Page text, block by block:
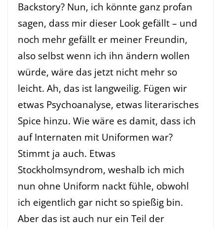
Backstory? Nun, ich könnte ganz profan
sagen, dass mir dieser Look gefällt – und
noch mehr gefällt er meiner Freundin,
also selbst wenn ich ihn ändern wollen
würde, wäre das jetzt nicht mehr so
leicht. Ah, das ist langweilig. Fügen wir
etwas Psychoanalyse, etwas literarisches
Spice hinzu. Wie wäre es damit, dass ich
auf Internaten mit Uniformen war?
Stimmt ja auch. Etwas
Stockholmsyndrom, weshalb ich mich
nun ohne Uniform nackt fühle, obwohl
ich eigentlich gar nicht so spießig bin.
Aber das ist auch nur ein Teil der